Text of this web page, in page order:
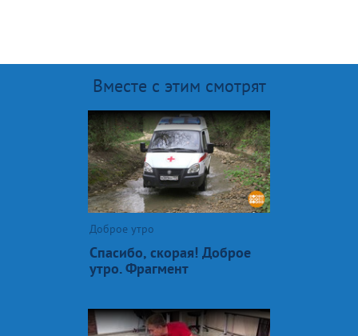
Вместе с этим смотрят
Доброе утро
Спасибо, скорая! Доброе
утро. Фрагмент